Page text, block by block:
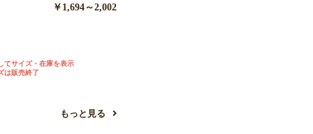
￥1,694～2,002
てサイズ・在庫を表示
は販売終了
もっと見る